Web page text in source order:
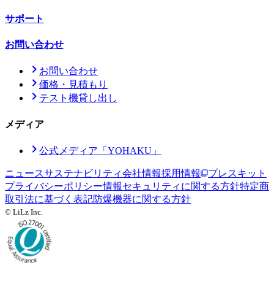
サポート
お問い合わせ
お問い合わせ
価格・見積もり
テスト機貸し出し
メディア
公式メディア「YOHAKU」
ニュースサステナビリティ会社情報採用情報
プレスキット
プライバシーポリシー情報セキュリティに関する方針特定商
取引法に基づく表記防爆機器に関する方針
© LiLz Inc.